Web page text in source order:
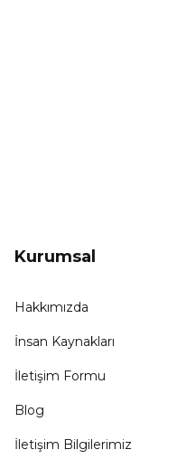
Kurumsal
Hakkımızda
İnsan Kaynakları
İletişim Formu
Blog
İletişim Bilgilerimiz